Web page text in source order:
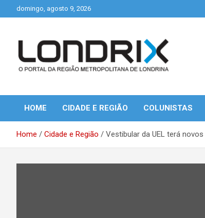
to
domingo, agosto 9, 2026
Londrix
HOME CIDADE E REGIÃO COLUNISTAS
Home Cidade e Região Vestibular da UEL terá